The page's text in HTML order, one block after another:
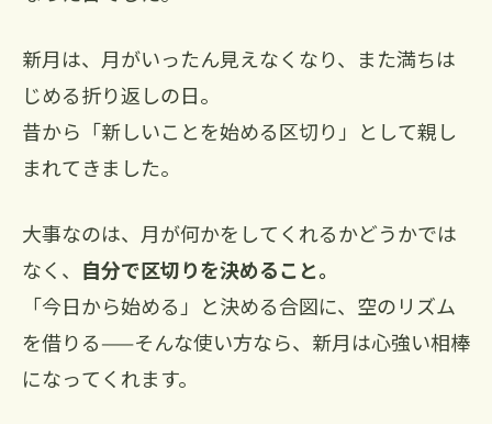
新月は、月がいったん見えなくなり、また満ちは
じめる折り返しの日。
昔から「新しいことを始める区切り」として親し
まれてきました。
大事なのは、月が何かをしてくれるかどうかでは
なく、 自分で区切りを決めること。
「今日から始める」と決める合図に、空のリズム
を借りる——そんな使い方なら、新月は心強い相棒
になってくれます。